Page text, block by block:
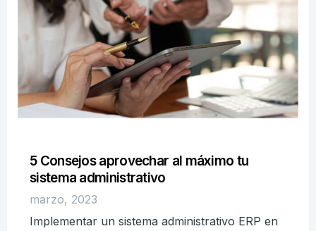
5 Consejos aprovechar al máximo tu
sistema administrativo​
marzo, 2023
Implementar un sistema administrativo ERP en